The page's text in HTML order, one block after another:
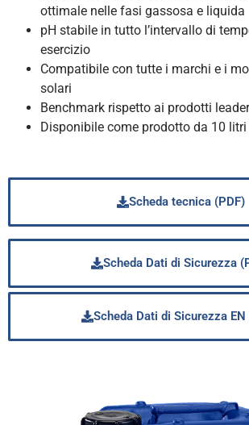
ottimale nelle fasi gassosa e liquida
pH stabile in tutto l’intervallo di
esercizio
Compatibile con tutte i marchi e i
solari
Benchmark rispetto ai prodotti
Disponibile come prodotto da 10 litri
Scheda tecnica (PDF)
Scheda Dati di Sicurezza
Scheda Dati di Sicurezza EN